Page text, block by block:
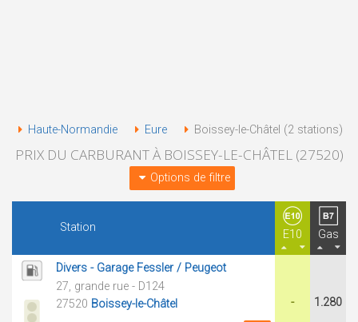
Haute-Normandie Eure Boissey-le-Châtel (2 stations)
PRIX DU CARBURANT À BOISSEY-LE-CHÂTEL (27520)
Options de filtre
Station
E10 Gas
Divers - Garage Fessler / Peugeot
27, grande rue - D124
27520 Boissey-le-Châtel - 1.280